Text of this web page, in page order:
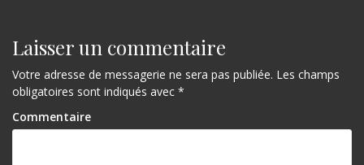
e
Laisser un commentaire
Votre adresse de messagerie ne sera pas publiée. Les champs
obligatoires sont indiqués avec *
Commentaire